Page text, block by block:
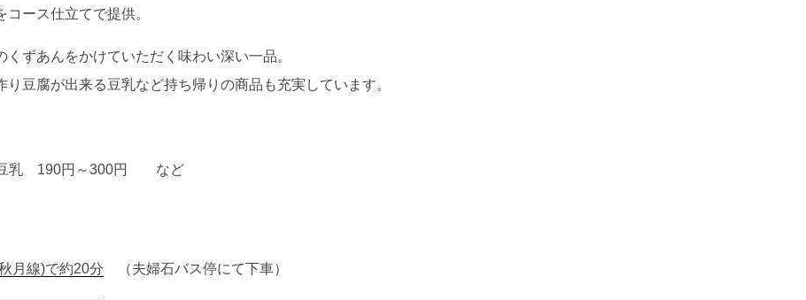
ース仕立てで提供。
ずあんをかけていただく味わい深い一品。
豆腐が出来る豆乳など持ち帰りの商品も充実しています。
乳 190円～300円 など
月線)で約20分 （夫婦石バス停にて下車）